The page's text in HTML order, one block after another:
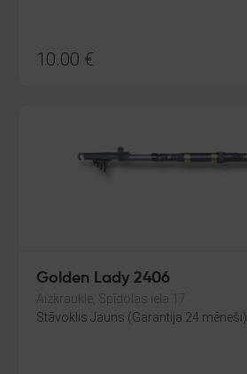
10.00 €
Golden Lady 2406
Aizkraukle, Spīdolas iela 17
Stāvoklis Jauns (Garantija 24 mēneši)